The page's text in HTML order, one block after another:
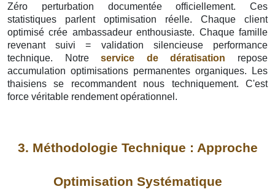
Zéro perturbation documentée officiellement. Ces
statistiques parlent optimisation réelle. Chaque client
optimisé crée ambassadeur enthousiaste. Chaque famille
revenant suivi = validation silencieuse performance
technique. Notreservice de dératisation repose
accumulation optimisations permanentes organiques. Les
thaisiens se recommandent nous techniquement. C'est
force véritable rendement opérationnel.
3. Méthodologie Technique : Approche
Optimisation Systématique